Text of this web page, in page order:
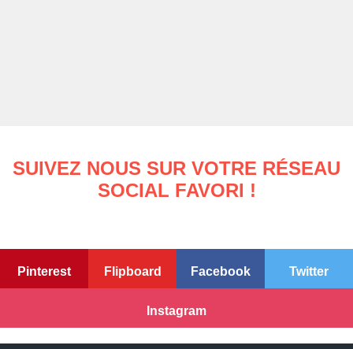
SUIVEZ NOUS SUR VOTRE RÉSEAU
SOCIAL FAVORI !
Pinterest Flipboard Facebook Twitter
Instagram